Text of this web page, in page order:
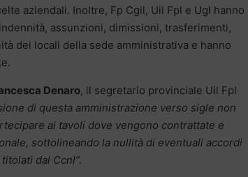
aziendali. Inoltre, Fp Cgil, Uil Fpl e Ugl hanno
assunzioni, dimissioni, trasferimenti,
dei locali della sede amministrativa e hanno
Denaro, il segretario provinciale Uil Fpl
di questa amministrazione verso sigle non
ai tavoli dove vengono contrattate e
sottolineando la nullità di eventuali accordi
dal Ccnl”.